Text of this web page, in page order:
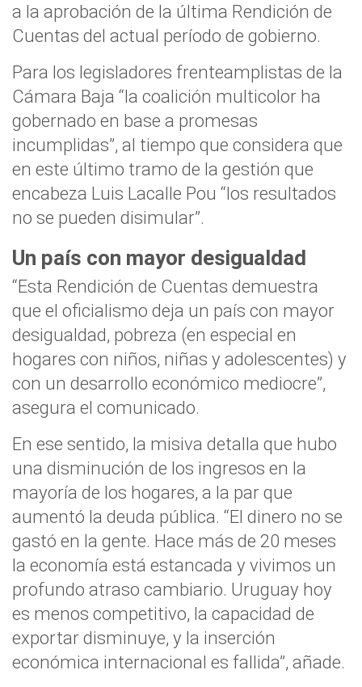
a la aprobación de la última Rendición de
Cuentas del actual período de gobierno.
Para los legisladores frenteamplistas de la
Cámara Baja “la coalición multicolor ha
gobernado en base a promesas
incumplidas”, al tiempo que considera que
en este último tramo de la gestión que
encabeza Luis Lacalle Pou “los resultados
no se pueden disimular”.
Un país con mayor desigualdad
“Esta Rendición de Cuentas demuestra
que el oficialismo deja un país con mayor
desigualdad, pobreza (en especial en
hogares con niños, niñas y adolescentes) y
con un desarrollo económico mediocre”,
asegura el comunicado.
En ese sentido, la misiva detalla que hubo
una disminución de los ingresos en la
mayoría de los hogares, a la par que
aumentó la deuda pública. “El dinero no se
gastó en la gente. Hace más de 20 meses
la economía está estancada y vivimos un
profundo atraso cambiario. Uruguay hoy
es menos competitivo, la capacidad de
exportar disminuye, y la inserción
económica internacional es fallida”, añade.